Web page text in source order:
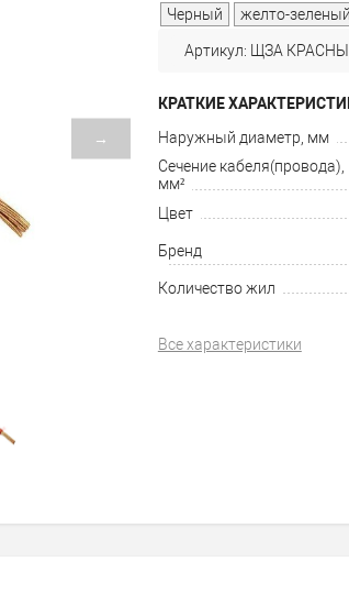
→
Черный
желто-зеленый
Артикул: ЩЗА
КРАТКИЕ
Наружный диаметр, мм
Сечение кабеля(провода),
мм²
Цвет
Бренд
Количество жил
Все характеристики